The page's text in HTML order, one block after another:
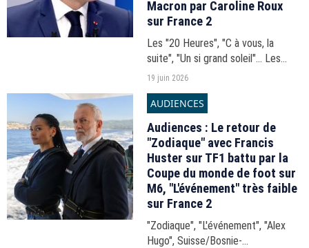
Macron par Caroline Roux
sur France 2
Les "20 Heures", "C à vous, la
suite", "Un si grand soleil"... Les
audiences du 20h-21h du jeudi 18
19 juin 2026
AUDIENCES
Audiences : Le retour de
"Zodiaque" avec Francis
Huster sur TF1 battu par la
Coupe du monde de foot sur
M6, "L'événement" très faible
sur France 2
"Zodiaque", "L'événement", "Alex
Hugo", Suisse/Bosnie-